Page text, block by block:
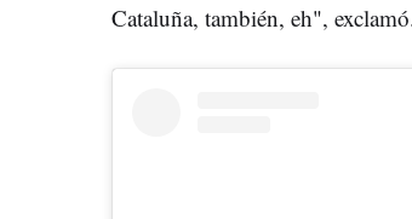
Cataluña, también, eh",